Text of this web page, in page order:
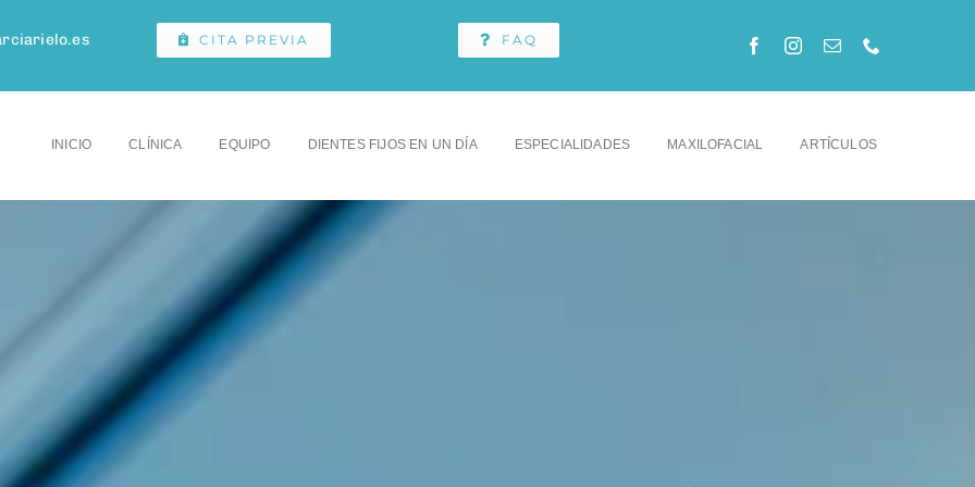
CITA PREVIA FAQ
INICIO CLÍNICA EQUIPO DIENTES FIJOS EN UN DÍA ESPECIALIDADES MAXILOFACIAL ARTÍCULOS